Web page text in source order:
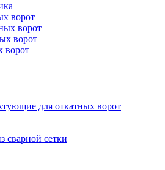
ворот
ворот
ворот
ворот
для откатных ворот
сварной сетки